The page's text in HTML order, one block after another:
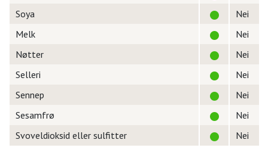
Soya
Nei
Melk
Nei
Nøtter
Nei
Selleri
Nei
Sennep
Nei
Sesamfrø
Nei
Svoveldioksid eller sulfitter
Nei